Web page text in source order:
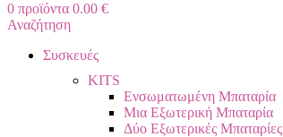
0 προϊόντα 0.00 €
Αναζήτηση
Συσκευές
KITS
Ενσωματωμένη Μπαταρία
Μια Εξωτερική Μπαταρία
Δύο Εξωτερικές Μπαταρίες